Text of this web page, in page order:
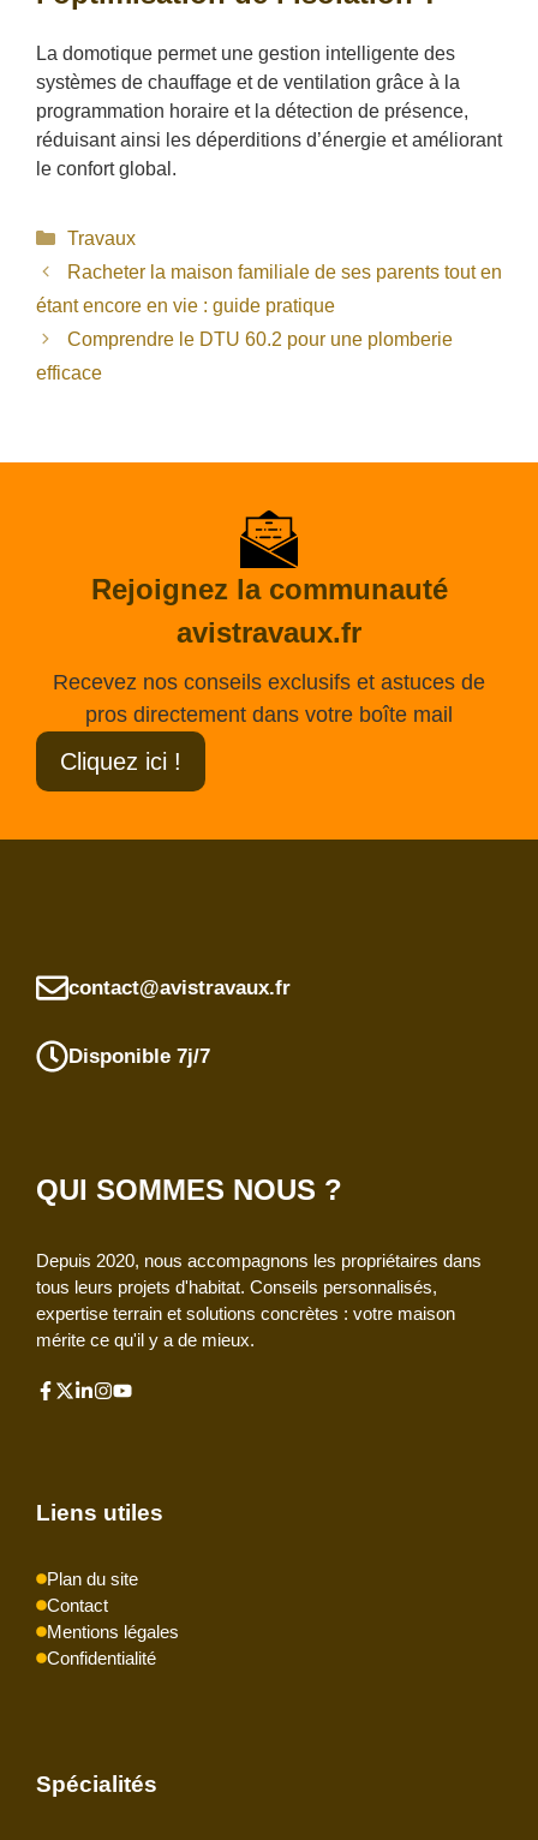
La domotique permet une gestion intelligente des
systèmes de chauffage et de ventilation grâce à la
programmation horaire et la détection de présence,
réduisant ainsi les déperditions d’énergie et améliorant
le confort global.
Catégories
Travaux
Racheter la maison familiale de ses parents tout en
étant encore en vie : guide pratique
Comprendre le DTU 60.2 pour une plomberie
efficace
Rejoignez la communauté
avistravaux.fr
Recevez nos conseils exclusifs et astuces de
pros directement dans votre boîte mail
Cliquez ici !
contact@avistravaux.fr
Disponible 7j/7
QUI SOMMES NOUS ?
Depuis 2020, nous accompagnons les propriétaires dans
tous leurs projets d'habitat. Conseils personnalisés,
expertise terrain et solutions concrètes : votre maison
mérite ce qu'il y a de mieux.
Liens utiles
Plan du site
Contact
Mentions légales
Confidentialité
Spécialités